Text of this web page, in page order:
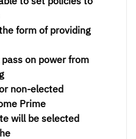
form of providing
on power from
non-elected
Prime
will be selected